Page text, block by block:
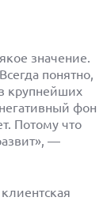
значение.
понятно,
крупнейших
фон
Потому что
—